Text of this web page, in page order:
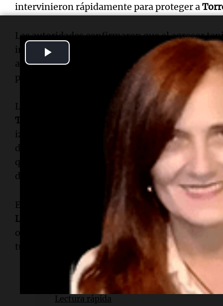
intervinieron rápidamente para proteger a
Las autoridades confirmaron que el agresor
intencionadas” y una orden de alejamiento
ataque, el hombre intentó huir en un taxi, pero
policiales del distrito de
Beyoglu.
Los informes médicos difundidos por la prensa
Torreira
sufrió un enrojecimiento y una leve
izquierdos. Las lesiones fueron catalogadas
denuncia correspondiente ante las autoridades.
que representa al mediocampista aseguró que
de peligro. El responsable ya fue detenido".
El ataque se habría dado ya que el agresor tiene
Lucas Torreira
, por lo cual odia al futbolista
orden de alejamiento de la esposa del
turca.
Lectura rápida